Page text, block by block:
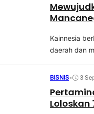
Kainnesia
daerah dan
BISNIS• 3
Loloskan